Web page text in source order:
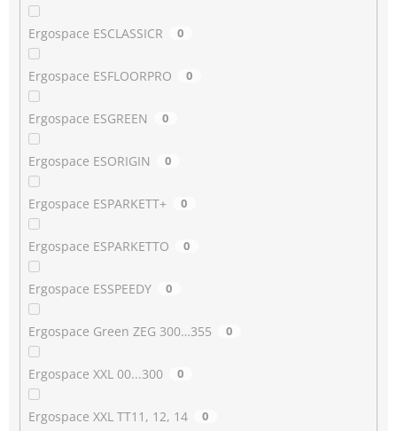
Ergospace ESCLASSICR 0
Ergospace ESFLOORPRO 0
Ergospace ESGREEN 0
Ergospace ESORIGIN 0
Ergospace ESPARKETT+ 0
Ergospace ESPARKETTO 0
Ergospace ESSPEEDY 0
Ergospace Green ZEG 300…355 0
Ergospace XXL 00...300 0
Ergospace XXL TT11, 12, 14 0